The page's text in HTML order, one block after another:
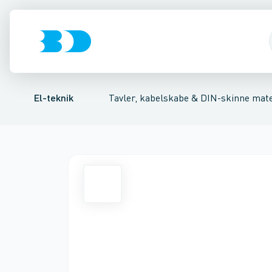
El-teknik Tavler, kabelskabe & DIN-skinne
Afbrydere, stikkontakter & lampeudtag
Tavler, kapsling og rackskabeFordelings-/
Afgangsbox for kanalskinne Tilgangsboks for